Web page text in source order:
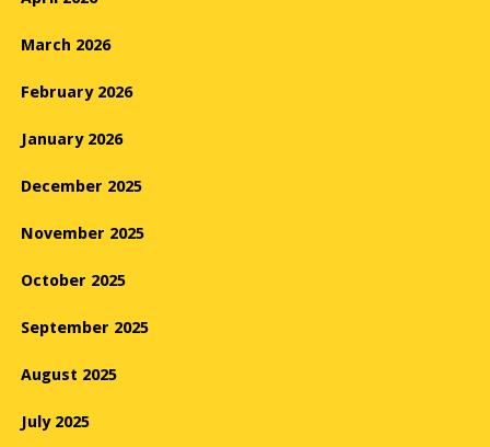
March 2026
February 2026
January 2026
December 2025
November 2025
October 2025
September 2025
August 2025
July 2025